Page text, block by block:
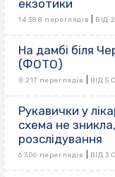
екзотики
14 388 переглядів ВІД
На дамбі біля
(ФОТО)
8 217 переглядів ВІД 5
Рукавички у
схема не
розслідування
6 306 переглядів ВІД 3